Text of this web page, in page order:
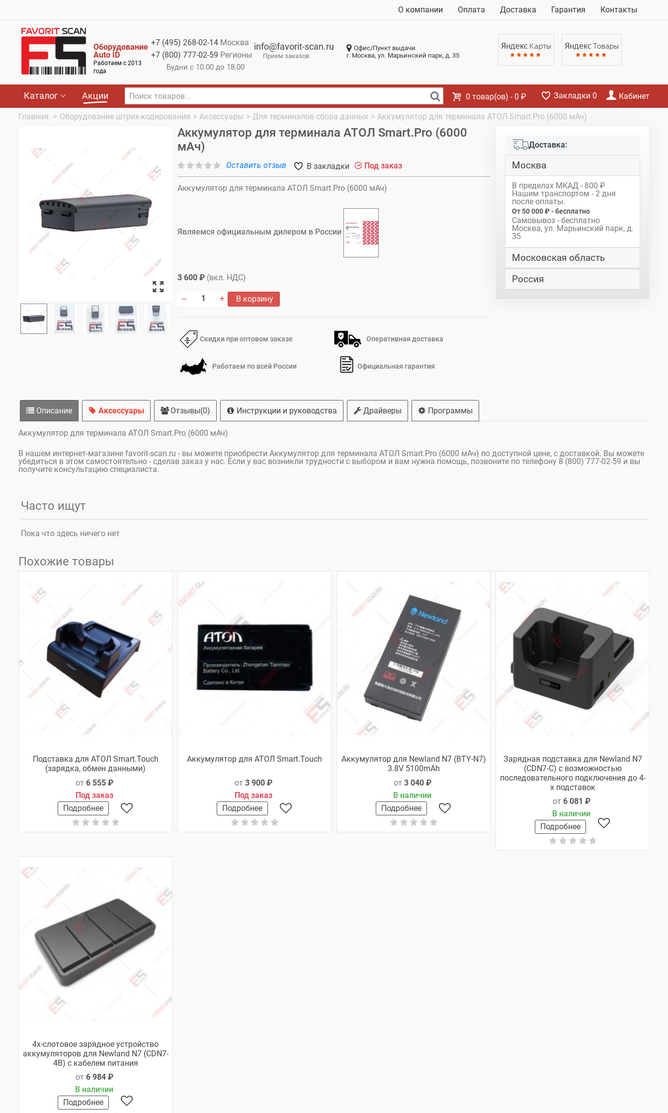
О компании Оплата Доставка Гарантия Контакты
Оборудование
Auto ID
Работаем с 2013
года
+7 (495) 268-02-14 Москва
+7 (800) 777-02-59 Регионы
Будни с 10.00 до 18.00
info@favorit-scan.ru
Прием заказов
Офис/Пункт выдачи
г. Москва, ул. Марьинский парк, д. 35
Яндекс Карты ЯндексТовары
Каталог Акции 0 товар(ов) - 0 ₽ Закладки 0 Кабинет
Главная > Оборудование штрих-кодирования > Аксессуары > Для терминалов сбора данных > Аккумулятор для терминала АТОЛ Smart.Pro (6000 мАч)
Аккумулятор для терминала АТОЛ Smart.Pro (6000
мАч)
Оставить отзыв В закладки Под заказ
Аккумулятор для терминала АТОЛ Smart.Pro (6000 мАч)
Являемся официальным дилером в России
3 600 ₽ (вкл. НДС)
В корзину
Скидки при оптовом заказе Оперативная доставка
Работаем по всей России Официальная гарантия
Доставка:
Москва
В пределах МКАД - 800 ₽
Нашим транспортом - 2 дня
после оплаты.
От 50 000 ₽ - бесплатно
Самовывоз - бесплатно
Москва, ул. Марьинский парк, д.
35
Московская область
Россия
Описание Аксессуары Отзывы(0) Инструкции и руководства Драйверы Программы
Аккумулятор для терминала АТОЛ Smart.Pro (6000 мАч)
В нашем интернет-магазине favorit-scan.ru - вы можете приобрести Аккумулятор для терминала АТОЛ Smart.Pro (6000 мАч) по доступной цене, с доставкой. Вы можете
убедиться в этом самостоятельно - сделав заказ у нас. Если у вас возникли трудности с выбором и вам нужна помощь, позвоните по телефону 8 (800) 777-02-59 и вы
получите консультацию специалиста.
Часто ищут
Пока что здесь ничего нет
Похожие товары
Подставка для АТОЛ Smart.Touch
(зарядка, обмен данными)
от 6 555 ₽
Под заказ
Подробнее
Аккумулятор для АТОЛ Smart.Touch
от 3 900 ₽
Под заказ
Подробнее
Аккумулятор для Newland N7 (BTY-N7)
3.8V 5100mAh
от 3 040 ₽
В наличии
Подробнее
Зарядная подставка для Newland N7
(CDN7-C) с возможностью
последовательного подключения до 4-
х подставок
от 6 081 ₽
В наличии
Подробнее
4х-слотовое зарядное устройство
аккумуляторов для Newland N7 (CDN7-
4B) с кабелем питания
от 6 984 ₽
В наличии
Подробнее
Корзина
Нет товаров
Каталог
О компании
Оплата
Доставка
Контакты